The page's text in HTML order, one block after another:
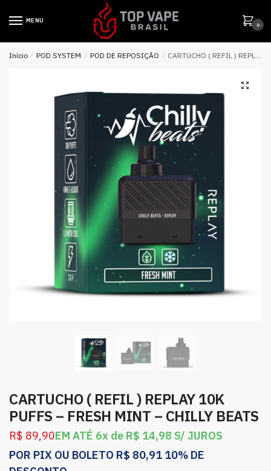
MENU
0
Início / POD SYSTEM / POD DE REPOSIÇÃO / CARTUCHO ( REFIL ) REPLAY 10K PUFFS – FRESH MINT – CHILLY BEATS
CARTUCHO ( REFIL ) REPLAY 10K
PUFFS – FRESH MINT – CHILLY BEATS
R$ 89,90EM ATÉ 6x de R$ 14,98 S/ JUROS
POR PIX OU BOLETO R$ 80,91 10% DE